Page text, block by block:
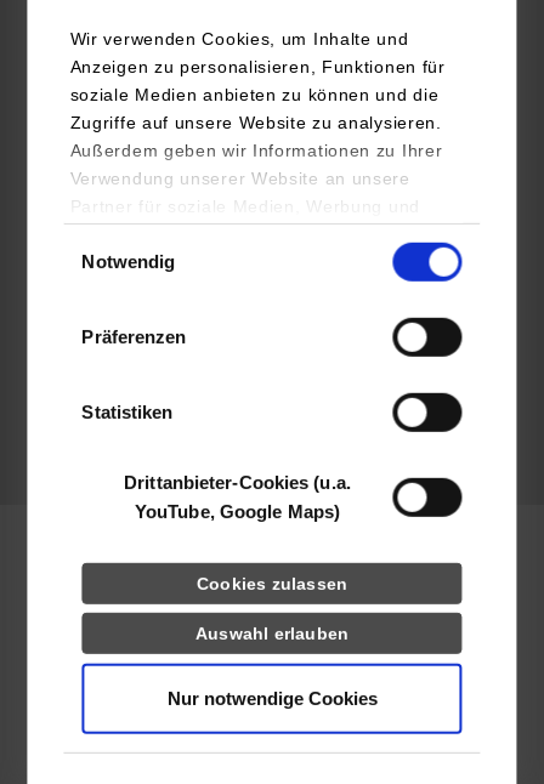
Wir verwenden Cookies, um Inhalte und
Anzeigen zu personalisieren, Funktionen für
soziale Medien anbieten zu können und die
Zugriffe auf unsere Website zu analysieren.
Außerdem geben wir Informationen zu Ihrer
Verwendung unserer Website an unsere
Partner für soziale Medien, Werbung und
YouTube, Google Maps) führen diese
Daten zusammen, die Sie ihnen bereitgestellt
haben oder die sie im Rahmen Ihrer Nutzung
Notwendig
Präferenzen
Statistiken
Drittanbieter-Cookies (u.a.
YouTube, Google Maps)
Cookies zulassen
Auswahl erlauben
Nur notwendige Cookies
Mercedes-Benz Tech Innovation GmbH
Wilhelm-Runge-Straße 11
89081 Ulm
Informatik / Künstliche Intelligenz
Mercedes-Benz Tech Innovation GmbH
www.mercedes-benz-techinnovation.com